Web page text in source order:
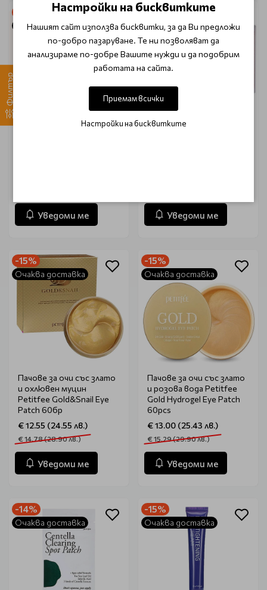
Филтър
Очаква доставка
Уведоми ме
-15%
Очаква доставка
Пачове за очи с морски
Уведоми ме
-15%
Очаква доставка
Пачове за очи със злато
и охлювен муцин
Petitfee Gold&Snail Eye
Patch 60бр
€ 12.55 (24.55 лв.)
€ 14.78 (28.90 лв.)
Уведоми ме
-15%
Очаква доставка
Пачове за очи със злато
и розова вода Petitfee
Gold Hydrogel Eye Patch
60pcs
€ 13.00 (25.43 лв.)
€ 15.29 (29.90 лв.)
Уведоми ме
-14%
Очаква доставка
-15%
Очаква доставка
Настройки на бисквитките
Нашият сайт използва бисквитки, за да Ви предложи
по-добро пазаруване. Те ни позволяват да
анализираме по-добре Вашите нужди и да подобрим
работата на сайта.
Приемам всички
Настройки на бисквитките